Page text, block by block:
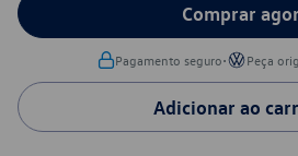
Comprar
Pagamento seguro• Peça
Adicionar ao